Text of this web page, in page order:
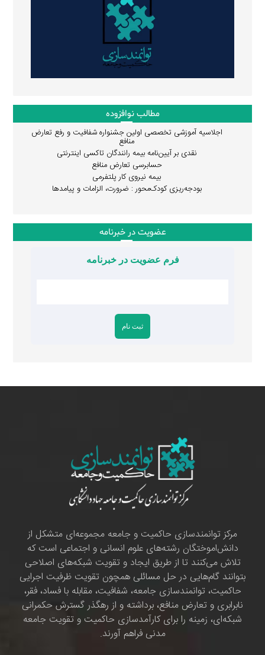
مطالب نوافزوده
اجلاسیه آموزشی تخصصی اولین جشنواره شفافیت و رفع تعارض
منافع
نقدی بر آیین‌نامه بیمه رانندگان تاکسی اینترنتی
حسابرسی تعارض منافع
بیمه نیروی کار پلتفرمی
بودجه‌ریزی کودک‌محور : ضرورت، الزامات و پیامدها
عضویت در خبرنامه
فرم عضویت در خبرنامه
مرکز توانمندسازی حاکمیت و جامعه مجموعه‌ای متشکل از
دانش‌اموختگان رشته‌های علوم انسانی و اجتماعی است که
تلاش می‌کنند تا از طریق ایجاد و تقویت شبکه‌های اصلاحی
بتوانند گام‌هایی در حل مسائلی همچون تقویت ظرفیت اجرایی
حاکمیت، توانمندسازی جامعه، شفافیت، مقابله با فساد، فقر،
نابرابری و تعارض منافع، برداشته و از رهگذر گسترش حکمرانی
شبکه‌ای، زمینه را برای کارآمدسازی حاکمیت و تقویت جامعه
مدنی فراهم آورند.